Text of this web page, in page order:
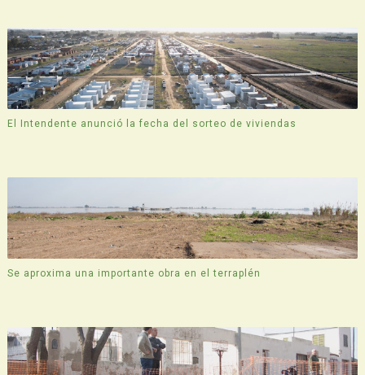
El Intendente anunció la fecha del sorteo de viviendas
Se aproxima una importante obra en el terraplén